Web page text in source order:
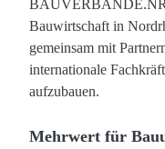
Bauwirtschaft in
gemeinsam mit
internationale
aufzubauen.
Mehrwert für